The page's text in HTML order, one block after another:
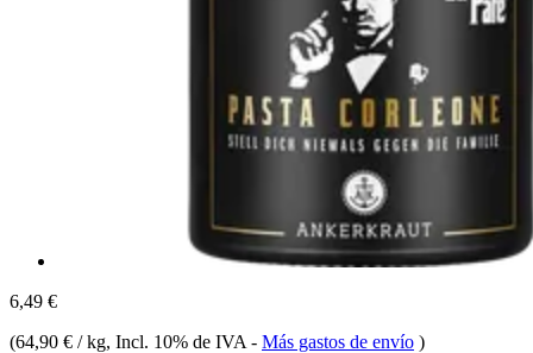
6,49 €
(64,90 € / kg, Incl. 10% de IVA - Más gastos de envío )